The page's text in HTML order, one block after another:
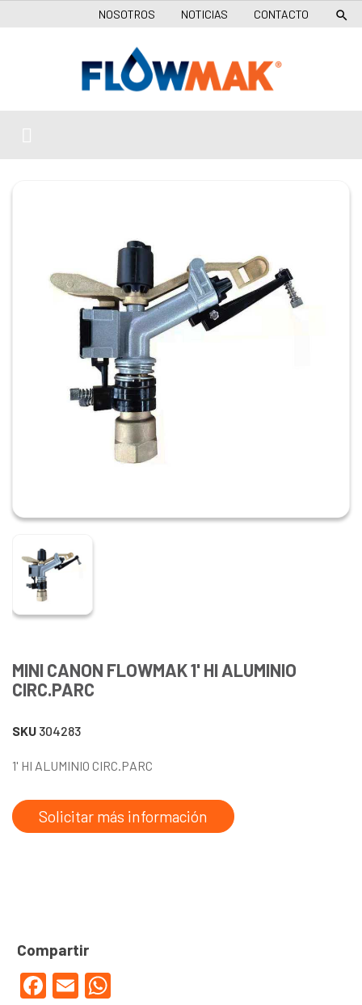
NOSOTROS NOTICIAS CONTACTO 
MINI CANON FLOWMAK 1' HI ALUMINIO
CIRC.PARC
SKU 304283
1' HI ALUMINIO CIRC.PARC
Solicitar más información